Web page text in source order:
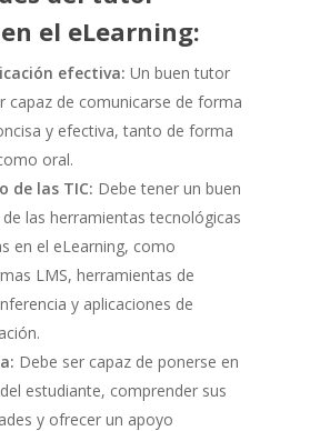
el eLearning:
efectiva: Un buen tutor
capaz de comunicarse de forma
y efectiva, tanto de forma
oral.
de las TIC: Debe tener un buen
las herramientas tecnológicas
en el eLearning, como
LMS, herramientas de
y aplicaciones de
Debe ser capaz de ponerse en
estudiante, comprender sus
y ofrecer un apoyo